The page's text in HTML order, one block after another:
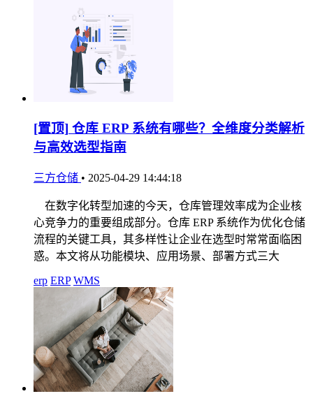
[置顶] 仓库 ERP 系统有哪些？全维度分类解析
与高效选型指南
三方仓储 • 2025-04-29 14:44:18
在数字化转型加速的今天，仓库管理效率成为企业核
心竞争力的重要组成部分。仓库 ERP 系统作为优化仓储
流程的关键工具，其多样性让企业在选型时常常面临困
惑。本文将从功能模块、应用场景、部署方式三大
erp ERP WMS